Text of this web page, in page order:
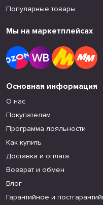
Популярные товары
Мы на маркетплейсах
Основная информация
О нас
Покупателям
Программа лояльности
Как купить
Доставка и оплата
Возврат и обмен
Блог
Гарантийное и